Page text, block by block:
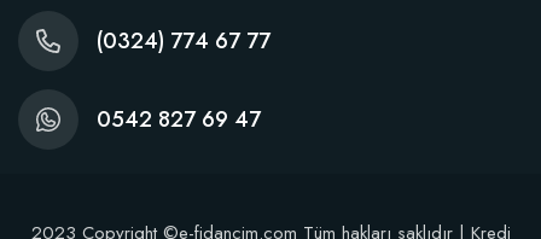
(0324) 774 67 77
0542 827 69 47
2023 Copyright ©e-fidancim.com Tüm hakları saklıdır | Kredi